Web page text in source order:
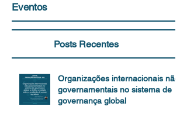
Eventos
Posts Recentes
Organizações internacionais não-
governamentais no sistema de
governança global